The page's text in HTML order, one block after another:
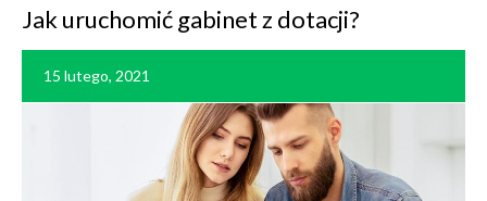
Jak uruchomić gabinet z dotacji?
15 lutego, 2021